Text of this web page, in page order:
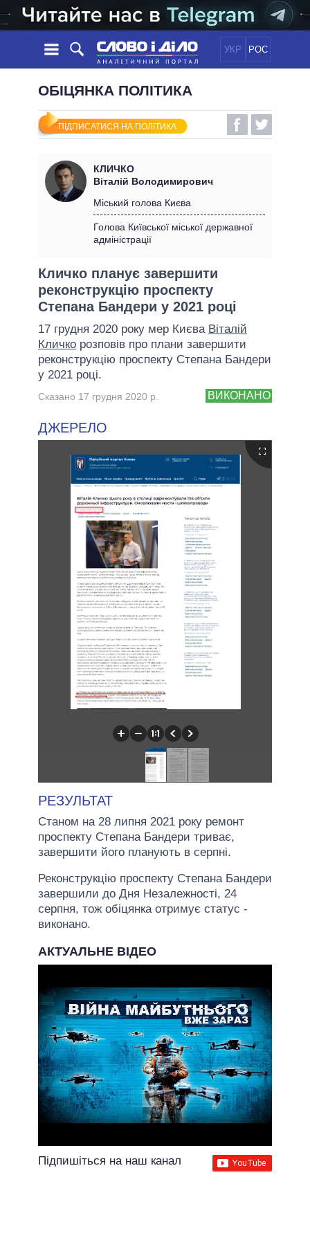
УКР РОС
НОВИНИ
СТРІЧКА
ПОДІЇ
СТАТТІ
ДУМКИ
ОГЛЯДИ
ДАЙДЖЕСТИ
ПОЛІТИКА
ЕКОНОМІКА
СВІТ
ОБIЦЯНКИ
УСІ ПОЛІТИКИ
ПРЕЗИДЕНТ І ОФІС
КАБІНЕТ МІНІСТРІВ
МЕРИ МІСТ
ВСІ ПЕРСОНИ
ІНФОГРАФІКА
ВІДЕО
ПІДТРИМАТИ
ПОРІВНЯННЯ ПОЛІТИКІВ
ОБІЦЯНКА ПОЛІТИКА
ПІДПИСАТИСЯ НА ПОЛІТИКА
КЛИЧКО
Віталій Володимирович
Міський голова Києва
Голова Київської міської державної
адміністрації
Кличко планує завершити
реконструкцію проспекту
Степана Бандери у 2021 році
17 грудня 2020 року мер Києва Віталій
Кличко розповів про плани завершити
реконструкцію проспекту Степана Бандери
у 2021 році.
ВИКОНАНО
Сказано 17 грудня 2020 р.
ДЖЕРЕЛО
РЕЗУЛЬТАТ
Станом на 28 липня 2021 року ремонт
проспекту Степана Бандери триває,
завершити його планують в серпні.
Реконструкцію проспекту Степана Бандери
завершили до Дня Незалежності, 24
серпня, тож обіцянка отримує статус -
виконано.
АКТУАЛЬНЕ ВІДЕО
Підпишіться на наш канал